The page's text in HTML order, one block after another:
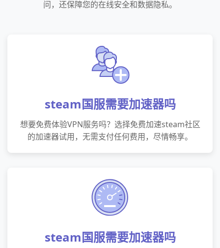
问，还保障您的在线安全和数据隐私。
steam国服需要加速器吗
想要免费体验VPN服务吗？选择免费加速steam社区
的加速器试用，无需支付任何费用，尽情畅享。
steam国服需要加速器吗